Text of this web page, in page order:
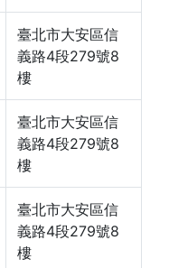
臺北市大安區信
義路4段279號8
樓
臺北市大安區信
義路4段279號8
樓
臺北市大安區信
義路4段279號8
樓